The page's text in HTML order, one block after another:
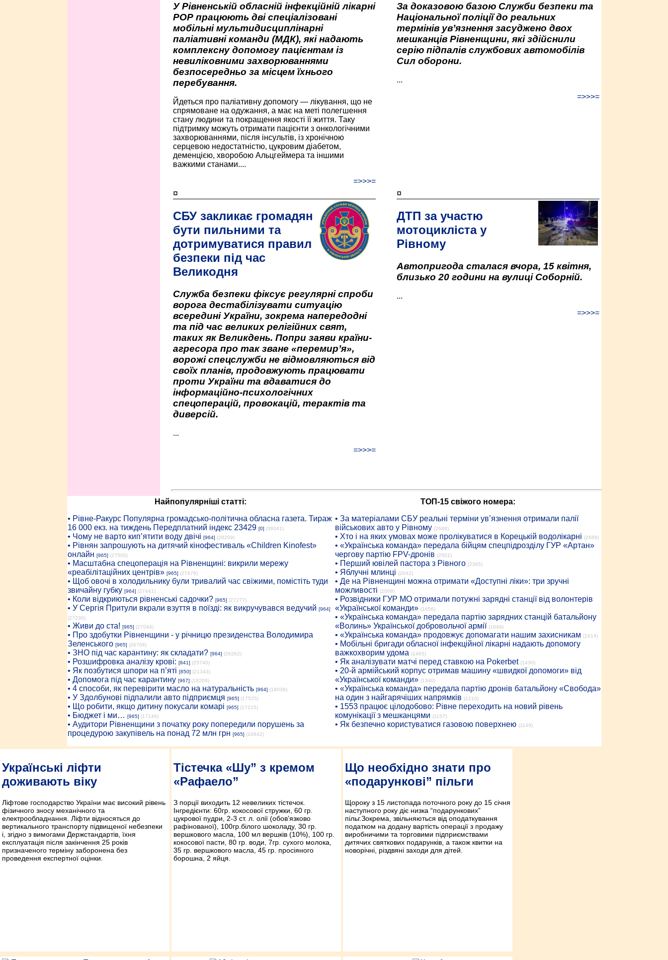
У Рівненській обласній інфекційній лікарні
РОР працюють дві спеціалізовані
мобільні мультидисциплінарні
паліативні команди (МДК), які надають
комплексну допомогу пацієнтам із
невиліковними захворюваннями
безпосередньо за місцем їхнього
перебування.
Йдеться про паліативну допомогу — лікування, що не
спрямоване на одужання, а має на меті полегшення
стану людини та покращення якості її життя. Таку
підтримку можуть отримати пацієнти з онкологічними
захворюваннями, після інсультів, із хронічною
серцевою недостатністю, цукровим діабетом,
деменцією, хворобою Альцгеймера та іншими
важкими станами....
=>>>=
За доказовою базою Служби безпеки та
Національної поліції до реальних
термінів ув’язнення засуджено двох
мешканців Рівненщини, які здійснили
серію підпалів службових автомобілів
Сил оборони.
...
=>>>=
¤
СБУ закликає громадян
бути пильними та
дотримуватися правил
безпеки під час
Великодня
Служба безпеки фіксує регулярні спроби
ворога дестабілізувати ситуацію
всередині України, зокрема напередодні
та під час великих релігійних свят,
таких як Великдень. Попри заяви країни-
агресора про так зване «перемир’я»,
ворожі спецслужби не відмовляються від
своїх планів, продовжують працювати
проти України та вдаватися до
інформаційно-психологічних
спецоперацій, провокацій, терактів та
диверсій.
...
=>>>=
¤
ДТП за участю
мотоцикліста у
Рівному
Автопригода сталася вчора, 15 квітня,
близько 20 години на вулиці Соборній.
...
=>>>=
Найпопулярніші статті:
• Рiвне-Ракурс Популярна громадсько-політична обласна газета. Тираж
16 000 екз. на тиждень Передплатний індекс 23429 [0] (36041)
• Чому не варто кип’ятити воду двічі [964] (28209)
• Рівнян запрошують на дитячий кінофестиваль «Children Kinofest»
онлайн [965] (27500)
• Масштабна спецоперація на Рівненщині: викрили мережу
«реабілітаційних центрів» [965] (27478)
• Щоб овочі в холодильнику були тривалий час свіжими, помістіть туди
звичайну губку [964] (27441)
• Коли відкриються рівненські садочки? [965] (27277)
• У Сергія Притули вкрали взуття в поїзді: як викручувався ведучий [964]
(27230)
• Живи до ста! [965] (27044)
• Про здобутки Рівненщини - у річницю президенства Володимира
Зеленського [965] (26706)
• ЗНО під час карантину: як складати? [964] (26262)
• Розшифровка аналізу крові: [841] (25740)
• Як позбутися шпори на п’яті [850] (21343)
• Допомога під час карантину [967] (18209)
• 4 способи, як перевірити масло на натуральність [964] (18039)
• У Здолбунові підпалили авто підприємця [965] (17525)
• Що робити, якщо дитину покусали комарі [965] (17215)
• Бюджет і ми… [965] (17146)
• Аудитори Рівненщини з початку року попередили порушень за
процедурою закупівель на понад 72 млн грн [965] (16842)
ТОП-15 свіжого номера:
• За матеріалами СБУ реальні терміни ув’язнення отримали палії
військових авто у Рівному (2688)
• Хто і на яких умовах може пролікуватися в Корецькій водолікарні (2669)
• «Українська команда» передала бійцям спецпідрозділу ГУР «Артан»
чергову партію FPV-дронів (2501)
• Перший ювілей пастора з Рівного (2365)
• Яблучні млинці (2042)
• Де на Рівненщині можна отримати «Доступні ліки»: три зручні
можливості (2009)
• Розвідники ГУР МО отримали потужні зарядні станції від волонтерів
«Української команди» (1656)
• «Українська команда» передала партію зарядних станцій батальйону
«Волинь» Української добровольчої армії (1649)
• «Українська команда» продовжує допомагати нашим захисникам (1614)
• Мобільні бригади обласної інфекційної лікарні надають допомогу
важкохворим удома (1465)
• Як аналізувати матчі перед ставкою на Pokerbet (1430)
• 20-й армійський корпус отримав машину «швидкої допомоги» від
«Української команди» (1340)
• «Українська команда» передала партію дронів батальйону «Свобода»
на один з найгарячіших напрямків (1210)
• 1553 працює цілодобово: Рівне переходить на новий рівень
комунікації з мешканцями (1157)
• Як безпечно користуватися газовою поверхнею (1149)
Українські ліфти
доживають віку
Ліфтове господарство України має високий рівень
фізичного зносу механічного та
електрообладнання. Ліфти відносяться до
вертикального транспорту підвищеної небезпеки
і, згідно з вимогами Держстандартів, їхня
експлуатація після закінчення 25 років
призначеного терміну заборонена без
проведення експертної оцінки.
Тістечка «Шу” з кремом
«Рафаело”
З порції виходить 12 невеликих тістечок.
Інгредієнти: 60гр. кокосової стружки, 60 гр.
цукрової пудри, 2-3 ст. л. олії (обов’язково
рафінованої), 100гр.білого шоколаду, 30 гр.
вершкового масла, 100 мл вершків (10%), 100 гр.
кокосової пасти, 80 гр. води, 7гр. сухого молока,
35 гр. вершкового масла, 45 гр. просіяного
борошна, 2 яйця.
Що необхідно знати про
«подарункові” пільги
Щороку з 15 листопада поточного року до 15 січня
наступного року діє низка “подарункових”
пільг.Зокрема, звільняються від оподаткування
податком на додану вартість операції з продажу
виробничими та торговими підприємствами
дитячих святкових подарунків, а також квитки на
новорічні, різдвяні заходи для дітей.